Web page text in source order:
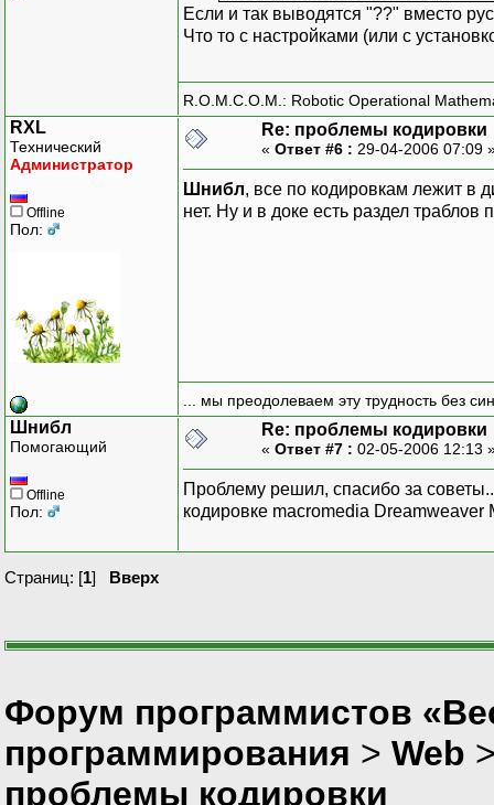
Если и так выводятся "??" вместо
Что то с настройками (или с
R.O.M.C.O.M.: Robotic Operational
RXL
Технический
Администратор
Offline
Пол:
Re: проблемы кодировки
« Ответ #6 : 29-04-2006 07:09
Шнибл, все по кодировкам лежит в
нет. Ну и в доке есть раздел траблов
... мы преодолеваем эту трудность без
Шнибл
Помогающий
Offline
Пол:
Re: проблемы кодировки
« Ответ #7 : 02-05-2006 12:13
Проблему решил, спасибо за
кодировке macromedia
Страниц: [1] Вверх
Форум программистов
программирования > Web
проблемы кодировки